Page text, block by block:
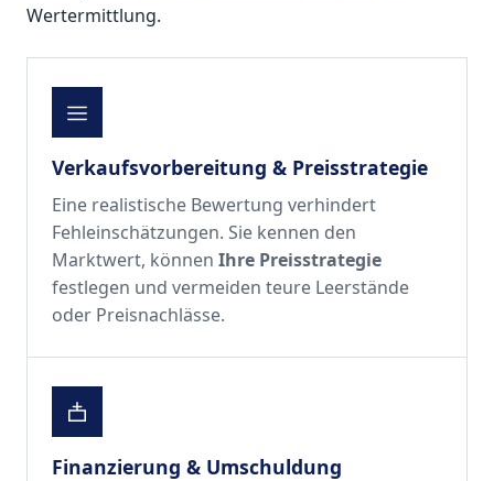
Wertermittlung.
Verkaufsvorbereitung & Preisstrategie
Eine realistische Bewertung verhindert
Fehleinschätzungen. Sie kennen den
Marktwert, könnenIhre Preisstrategie
festlegen und vermeiden teure Leerstände
oder Preisnachlässe.
Finanzierung & Umschuldung